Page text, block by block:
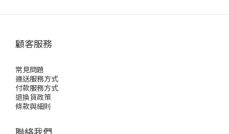
顧客服務
常見問題
運送服務方式
付款服務方式
退換貨政策
條款與細則